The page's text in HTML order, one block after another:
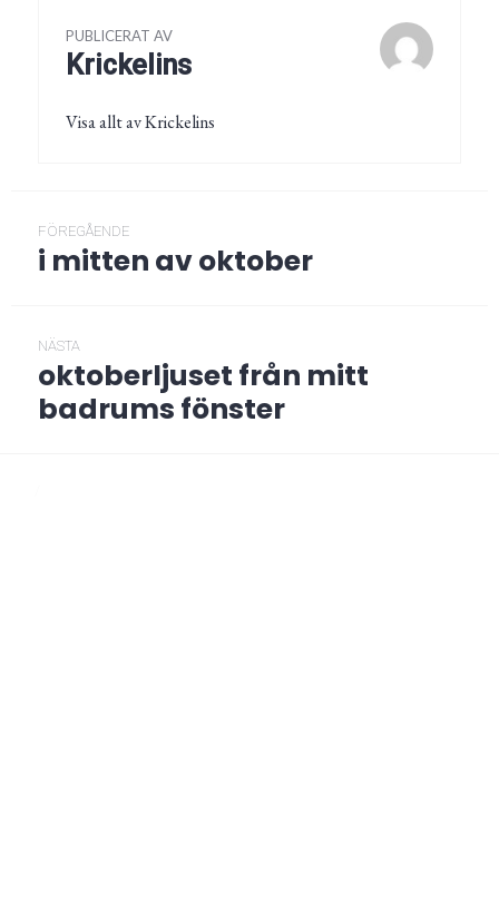
PUBLICERAT AV
Krickelins
Visa allt av Krickelins
FÖREGÅENDE
Föregående
i mitten av oktober
NÄSTA
Nästa
post:
oktoberljuset från mitt
badrums fönster